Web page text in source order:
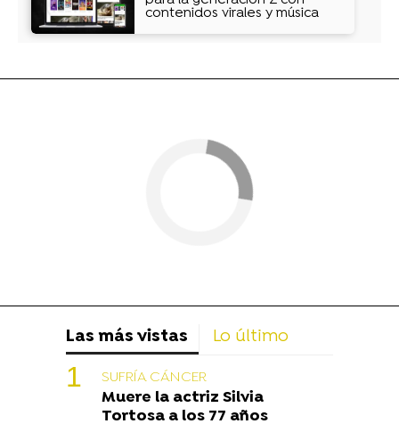
contenidos virales y música
Las más vistas Lo último
SUFRÍA CÁNCER
Muere la actriz Silvia
Tortosa a los 77 años